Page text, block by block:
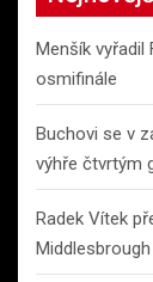
Menšík
osmifinále
Buchovi se v
výhře čtvrtým
Radek Vítek